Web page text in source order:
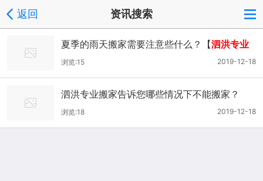
返回 资讯搜索
夏季的雨天搬家需要注意些什么？【泗洪专业
搬家公司
2019-12-18
浏览:15
泗洪专业搬家告诉您哪些情况下不能搬家？
2019-12-18
浏览:18